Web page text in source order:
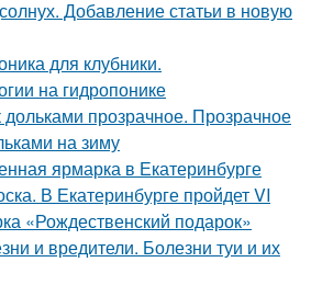
Добавление статьи в новую
для клубники.
на гидропонике
дольками прозрачное. Прозрачное
на зиму
ярмарка в Екатеринбурге
В Екатеринбурге пройдет VI
«Рождественский подарок»
и вредители. Болезни туи и их